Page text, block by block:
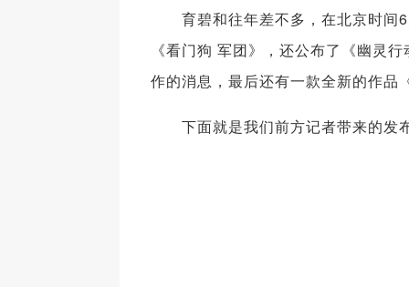
育碧和往年差不多，在北京时间6
《看门狗 军团》，还公布了《幽灵
作的消息，最后还有一款全新的作品
下面就是我们前方记者带来的发